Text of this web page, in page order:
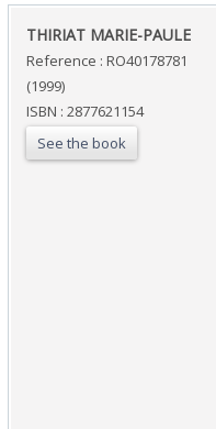
‎THIRIAT MARIE-PAULE‎
Reference : RO40178781
(1999)
ISBN : 2877621154
See the book